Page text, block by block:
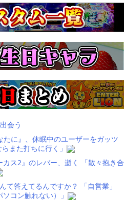
会う
たに』、休眠中のユーザーをガッツ
また打ちに行く」
カス2』のレバー、逝く 「散々抱き合
て答えてるんですか？ 「自営業」
コン触れない）」